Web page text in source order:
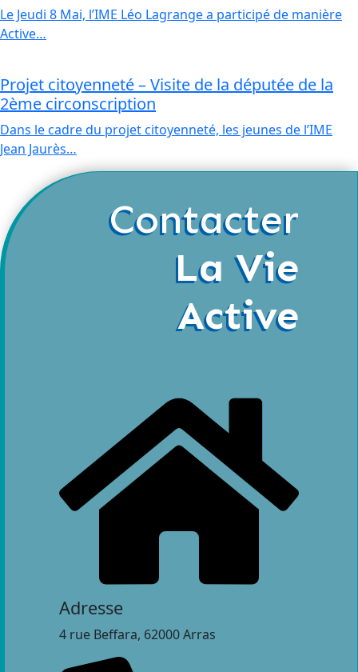
Le Jeudi 8 Mai, l’IME Léo Lagrange a participé de manière
Active…
Projet citoyenneté – Visite de la députée de la
2ème circonscription
Dans le cadre du projet citoyenneté, les jeunes de l’IME
Jean Jaurès…
Contacter
La Vie
Active
Adresse
4 rue Beffara, 62000 Arras